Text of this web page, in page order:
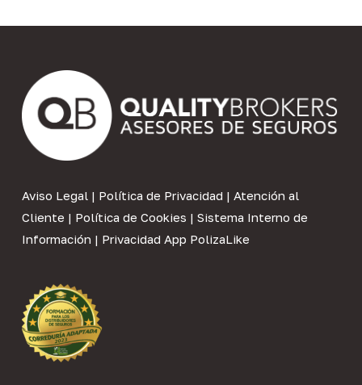
Aviso Legal| Política de Privacidad | Atención al
Cliente | Política de Cookies | Sistema Interno de
Información | Privacidad App PolizaLike